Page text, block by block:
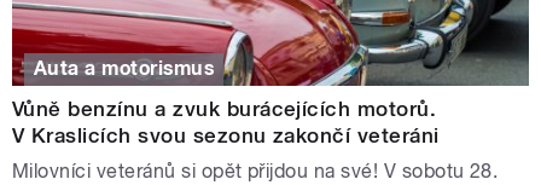
Auta a motorismus
Vůně benzínu a zvuk burácejících motorů.
V Kraslicích svou sezonu zakončí veteráni
Milovníci veteránů si opět přijdou na své! V sobotu 28.